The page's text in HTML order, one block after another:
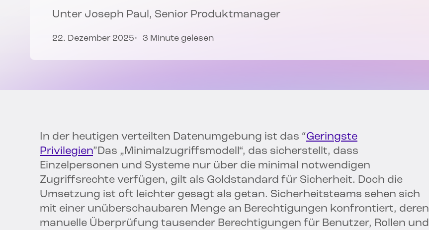
Unter Joseph Paul, Senior Produktmanager
22. Dezember 2025 3 Minute gelesen
In der heutigen verteilten Datenumgebung ist das “Geringste
Privilegien”Das „Minimalzugriffsmodell“, das sicherstellt, dass
Einzelpersonen und Systeme nur über die minimal notwendigen
Zugriffsrechte verfügen, gilt als Goldstandard für Sicherheit. Doch die
Umsetzung ist oft leichter gesagt als getan. Sicherheitsteams sehen sich
mit einer unüberschaubaren Menge an Berechtigungen konfrontiert, deren
manuelle Überprüfung tausender Berechtigungen für Benutzer, Rollen und